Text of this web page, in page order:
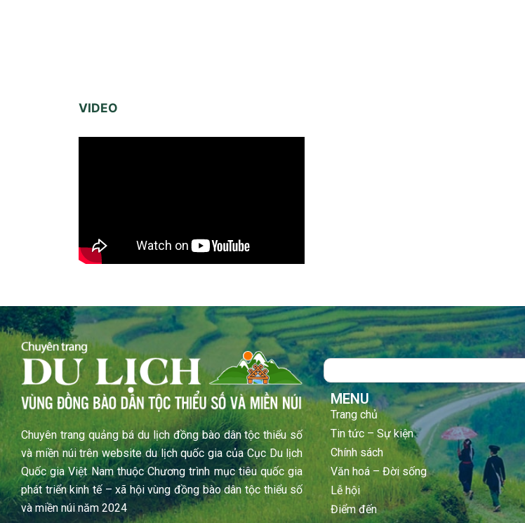
VIDEO
Chuyên trang quảng bá du lịch đồng bào dân tộc thiểu số
và miền núi trên website du lịch quốc gia của Cục Du lịch
Quốc gia Việt Nam thuộc Chương trình mục tiêu quốc gia
phát triển kinh tế – xã hội vùng đồng bào dân tộc thiểu số
và miền núi năm 2024
Search
MENU
Trang chủ
Tin tức – Sự kiện
Chính sách
Văn hoá – Đời sống
Lễ hội
Điểm đến